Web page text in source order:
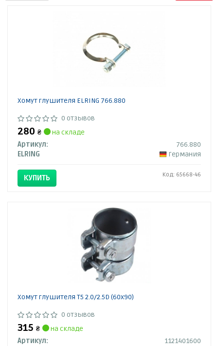
Хомут глушителя ELRING 766.880
0 отзывов
280 ₴
на складе
Артикул:
766.880
ELRING
Германия
КУПИТЬ Код: 65668-46
Хомут глушителя T5 2.0/2.5D (60x90)
0 отзывов
315 ₴
на складе
Артикул:
1121401600